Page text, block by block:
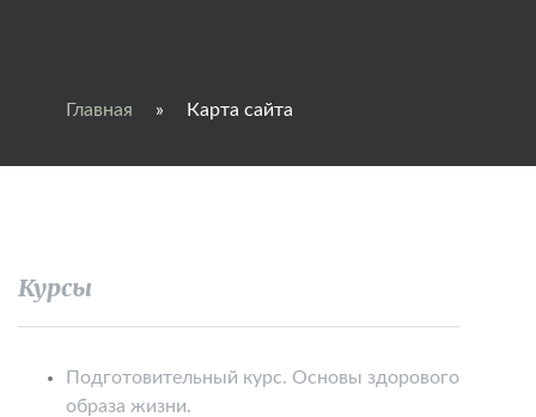
Главная » Карта сайта
Курсы
Подготовительный курс. Основы здорового
образа жизни.